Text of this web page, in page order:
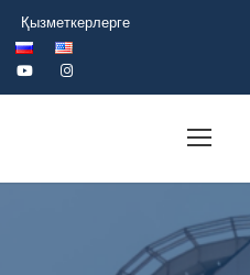
Қызметкерлерге